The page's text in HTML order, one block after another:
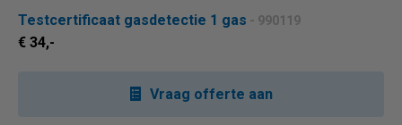
Testcertificaat gasdetectie 1 gas - 990119
€ 34,-
Vraag offerte aan